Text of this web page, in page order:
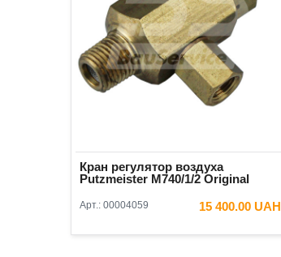
Кран регулятор воздуха
Putzmeister М740/1/2 Original
Арт.: 00004059 15 400.00 UAH
В КОРЗИНУ